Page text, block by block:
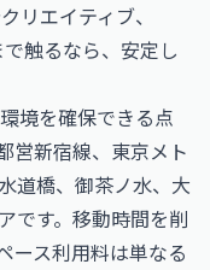
リエイティブ、
触るなら、安定し
境を確保できる点
営新宿線、東京メト
道橋、御茶ノ水、大
です。移動時間を削
ース利用料は単なる